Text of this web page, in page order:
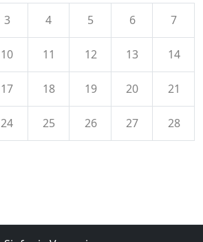
3 4 5 6 7
10 11 12 13 14
17 18 19 20 21
24 25 26 27 28